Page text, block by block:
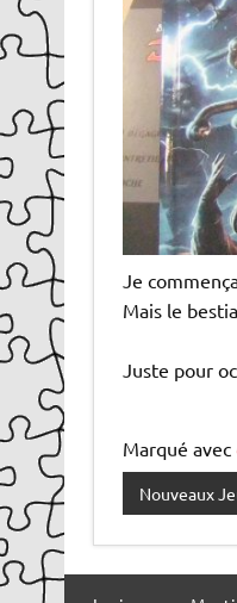
Je
Mais le
Juste pour
Marqué avec
Nouveaux